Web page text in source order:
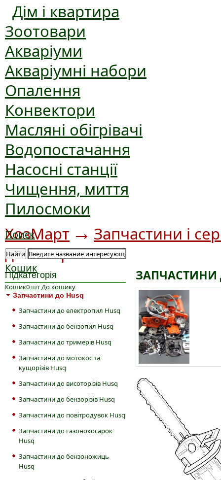
Дім і квартира
Зоотовари
Акваріуми
Акваріумні набори
Опалення
Конвектори
Масляні обігрівачі
Водопостачання
Насосні станції
Чищення, миття
Пилосмоки
Поиск
Найти
Кошик
Кошик0 штДо кошику
ХозМарт → Запчастини і
до Husq
Підкатегорія
Запчастини до Husq
Запчастини до електропил Husq
Запчастини до бензопил Husq
Запчастини до тримерів Husq
Запчастини до мотокос та
кущорізів Husq
Запчастини до висоторізів Husq
Запчастини до бензорізів Husq
Запчастини до повітродувок Husq
Запчастини до газонокосарок
Husq
Запчастини до бензоножиць
Husq
ЗАПЧАСТИНИ